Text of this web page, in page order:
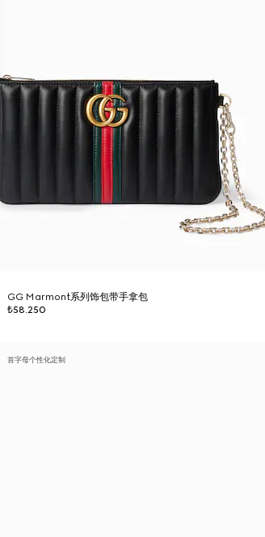
GG Marmont系列饰包带手拿包
₺58.250
首字母个性化定制